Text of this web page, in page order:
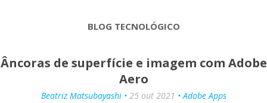
BLOG TECNOLÓGICO
Âncoras de superfície e imagem com Adobe
Aero
Beatriz Matsubayashi • 25 out 2021 • Adobe Apps